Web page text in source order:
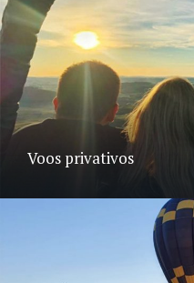
Voos privativos